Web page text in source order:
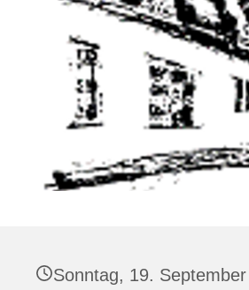
Sonntag, 19. September